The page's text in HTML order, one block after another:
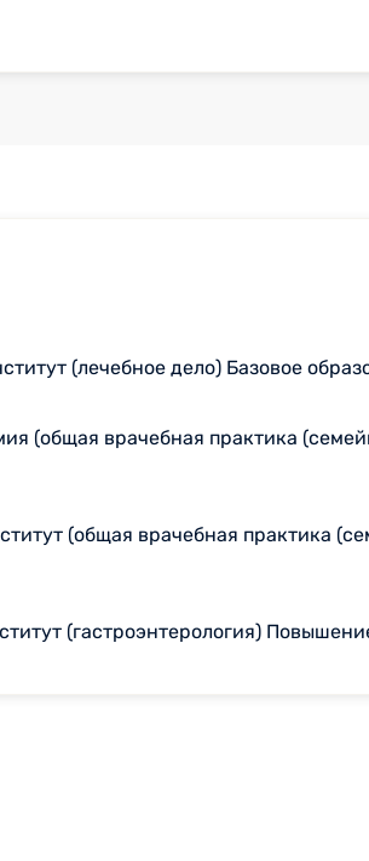
(лечебное дело) Базовое
(общая врачебная практика
(общая врачебная практика
(гастроэнтерология)